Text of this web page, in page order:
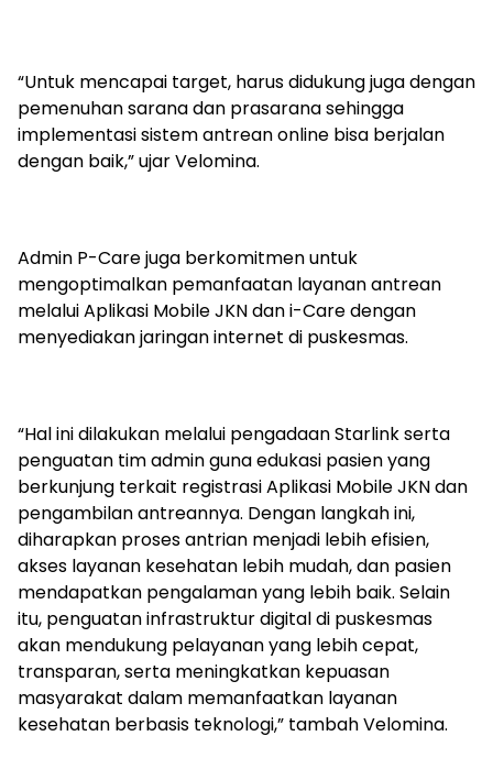
“Untuk mencapai target, harus didukung juga dengan
pemenuhan sarana dan prasarana sehingga
implementasi sistem antrean online bisa berjalan
dengan baik,” ujar Velomina.
Admin P-Care juga berkomitmen untuk
mengoptimalkan pemanfaatan layanan antrean
melalui Aplikasi Mobile JKN dan i-Care dengan
menyediakan jaringan internet di puskesmas.
“Hal ini dilakukan melalui pengadaan Starlink serta
penguatan tim admin guna edukasi pasien yang
berkunjung terkait registrasi Aplikasi Mobile JKN dan
pengambilan antreannya. Dengan langkah ini,
diharapkan proses antrian menjadi lebih efisien,
akses layanan kesehatan lebih mudah, dan pasien
mendapatkan pengalaman yang lebih baik. Selain
itu, penguatan infrastruktur digital di puskesmas
akan mendukung pelayanan yang lebih cepat,
transparan, serta meningkatkan kepuasan
masyarakat dalam memanfaatkan layanan
kesehatan berbasis teknologi,” tambah Velomina.